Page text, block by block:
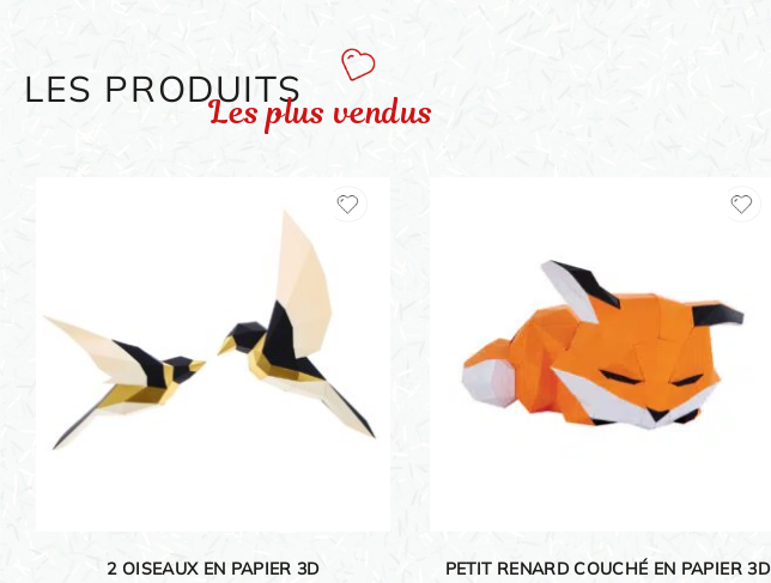
LES PRODUITS
Les plus vendus
2 OISEAUX EN PAPIER 3D PETIT RENARD COUCHÉ EN PAPIER 3D
ORIGAMI 3D
DÉCORATIONS
FAMILLE & ENFANTS
IDÉES CADEAUX